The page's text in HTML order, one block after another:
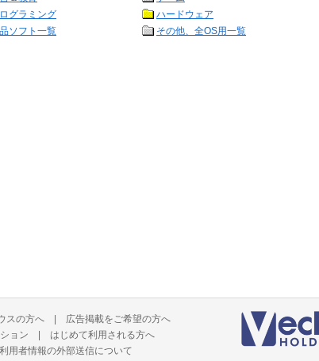
グラミング
ハードウェア
ソフト一覧 その他、全OS用一覧
スの方へ | 広告掲載をご希望の方へ
ョン | はじめて利用される方へ
利用者情報の外部送信について